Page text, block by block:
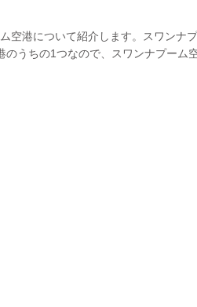
空港について紹介します。スワンナ
うちの1つなので、スワンナプーム空